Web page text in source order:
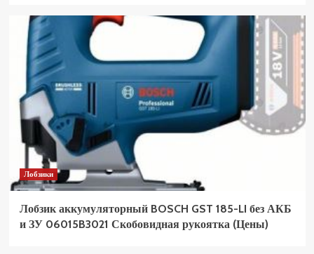
Лобзики
Лобзик аккумуляторный BOSCH GST 185-LI без АКБ
и ЗУ 06015B3021 Скобовидная рукоятка (Цены)